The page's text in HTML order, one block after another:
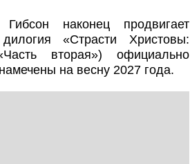
наконец продвигает
«Страсти Христовы:
вторая») официально
на весну 2027 года.